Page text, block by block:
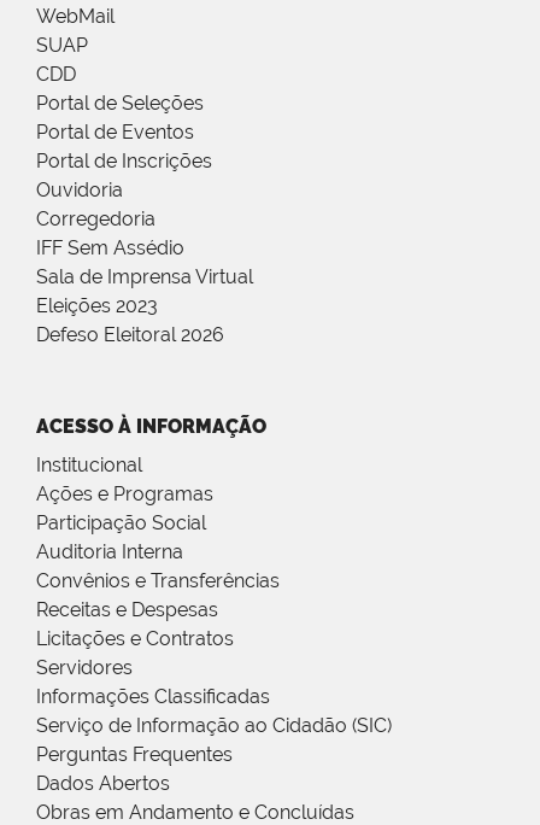
WebMail
SUAP
CDD
Portal de Seleções
Portal de Eventos
Portal de Inscrições
Ouvidoria
Corregedoria
IFF Sem Assédio
Sala de Imprensa Virtual
Eleições 2023
Defeso Eleitoral 2026
ACESSO À INFORMAÇÃO
Institucional
Ações e Programas
Participação Social
Auditoria Interna
Convênios e Transferências
Receitas e Despesas
Licitações e Contratos
Servidores
Informações Classificadas
Serviço de Informação ao Cidadão (SIC)
Perguntas Frequentes
Dados Abertos
Obras em Andamento e Concluídas